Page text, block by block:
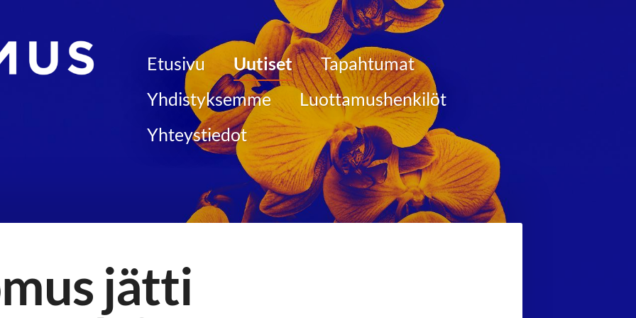
kunnallisjärjestö
Etusivu Uutiset
Tapahtumat
Yhdistyksemme
Luottamushenkilöt
Yhteystiedot
jätti